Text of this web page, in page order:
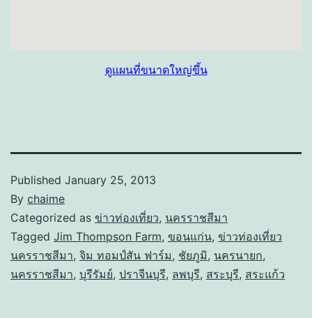
ดูแผนที่ขนาดใหญ่ขึ้น
Published January 25, 2013
By chaime
Categorized as ข่าวท่องเที่ยว, นครราชสีมา
Tagged Jim Thompson Farm, ขอนแก่น, ข่าวท่องเที่ยว
นครราชสีมา, จิม ทอมป์สัน ฟาร์ม, ชัยภูมิ, นครนายก,
นครราชสีมา, บุรีรัมย์, ปราจีนบุรี, ลพบุรี, สระบุรี, สระแก้ว